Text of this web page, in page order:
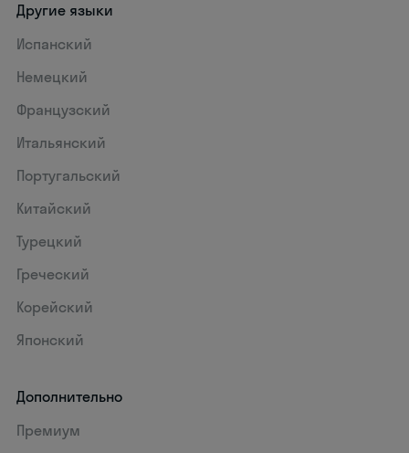
Другие языки
Испанский
Немецкий
Французский
Итальянский
Португальский
Китайский
Турецкий
Греческий
Корейский
Японский
Дополнительно
Премиум